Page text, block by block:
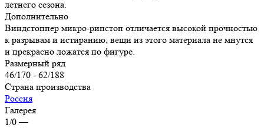
летнего сезона.
Дополнительно
Виндстоппер микро-рипстоп отличается высокой прочностью
к разрывам и истиранию; вещи из этого материала не мнутся
и прекрасно ложатся по фигуре.
Размерный ряд
46/170 - 62/188
Страна производства
Россия
Галерея
1/0 —